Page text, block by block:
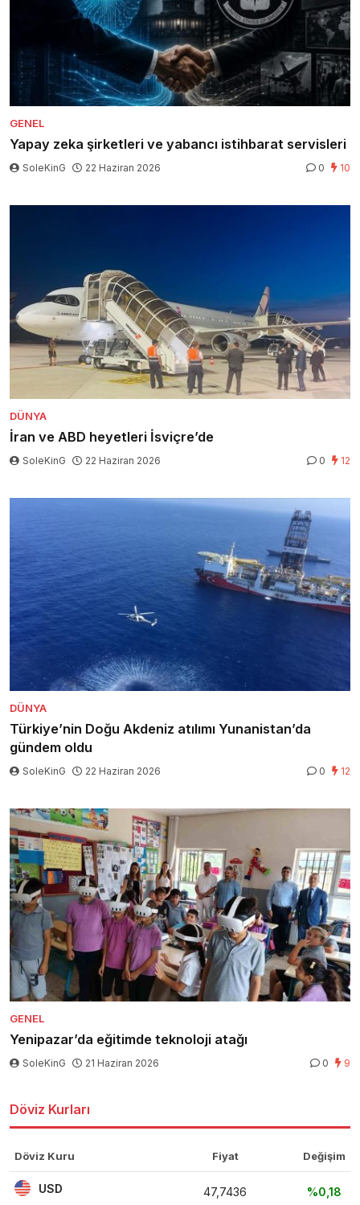
GENEL
Yapay zeka şirketleri ve yabancı istihbarat servisleri
SoleKinG 22 Haziran 2026 0 10
DÜNYA
İran ve ABD heyetleri İsviçre’de
SoleKinG 22 Haziran 2026 0 12
DÜNYA
Türkiye’nin Doğu Akdeniz atılımı Yunanistan’da
gündem oldu
SoleKinG 22 Haziran 2026 0 12
GENEL
Yenipazar’da eğitimde teknoloji atağı
SoleKinG 21 Haziran 2026 0 9
Döviz Kurları
Döviz Kuru Fiyat Değişim
USD 47,7436 %0,18